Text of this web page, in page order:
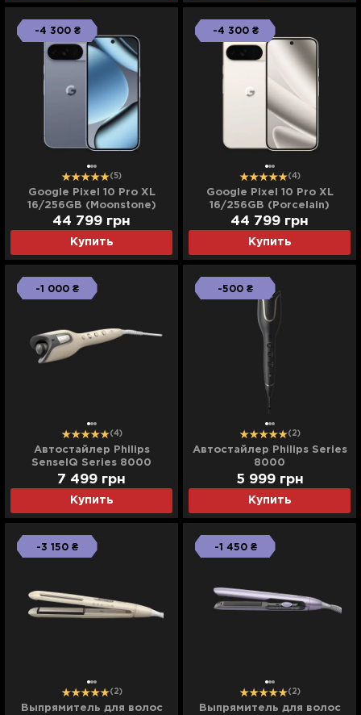
-4 300 ₴
(5)
Google Pixel 10 Pro XL
16/256GB (Moonstone)
Купить
44 799 грн
-4 300 ₴
(4)
Google Pixel 10 Pro XL
16/256GB (Porcelain)
Купить
44 799 грн
-1 000 ₴
(4)
Автостайлер Philips
SenseIQ Series 8000
Купить
7 499 грн
-500 ₴
(2)
Автостайлер Philips Series
8000
Купить
5 999 грн
-3 150 ₴
(2)
Выпрямитель для волос
-1 450 ₴
(2)
Выпрямитель для волос